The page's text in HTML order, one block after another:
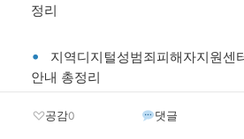
정리
지역디지털성범죄피해자지원센
안내 총정리
가정폭력피해자 국민임대주택
공감0 댓글